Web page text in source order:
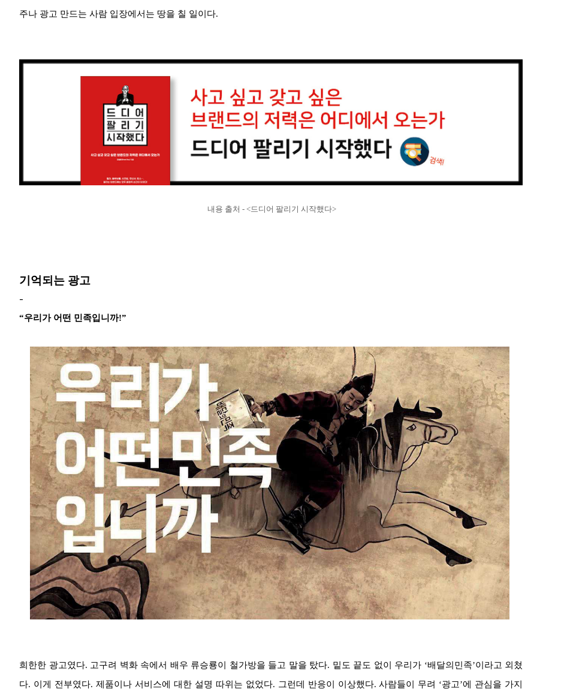
주나 광고 만드는 사람 입장에서는 땅을 칠 일이다.
내용 출처 - <드디어 팔리기 시작했다>
기억되는 광고
-
“우리가 어떤 민족입니까!”
희한한 광고였다. 고구려 벽화 속에서 배우 류승룡이 철가방을 들고 말을 탔다. 밑도 끝도 없이 우리가 ‘배달의민족’이라고 외쳤
다. 이게 전부였다. 제품이나 서비스에 대한 설명 따위는 없었다. 그런데 반응이 이상했다. 사람들이 무려 ‘광고’에 관심을 가지